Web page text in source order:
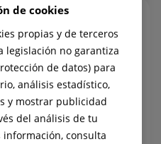
de cookies
propias y de terceros
legislación no garantiza
de datos) para
análisis estadístico,
y mostrar publicidad
del análisis de tu
información, consulta